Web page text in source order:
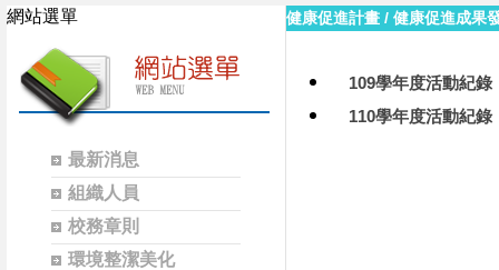
網站選單
最新消息
組織人員
校務章則
環境整潔美化
健康促進計畫 / 健康促進成果
109學年度活動紀錄
110學年度活動紀錄